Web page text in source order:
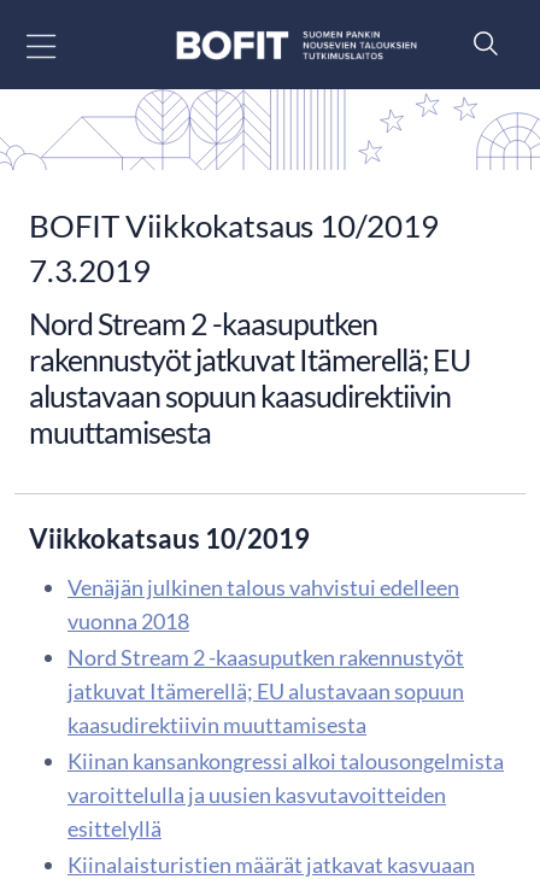
BOFIT Viikkokatsaus 10/2019
7.3.2019
Nord Stream 2 -kaasuputken
rakennustyöt jatkuvat Itämerellä; EU
alustavaan sopuun kaasudirektiivin
muuttamisesta
Viikkokatsaus 10/2019
Venäjän julkinen talous vahvistui edelleen
vuonna 2018
Nord Stream 2 -kaasuputken rakennustyöt
jatkuvat Itämerellä; EU alustavaan sopuun
kaasudirektiivin muuttamisesta
Kiinan kansankongressi alkoi talousongelmista
varoittelulla ja uusien kasvutavoitteiden
esittelyllä
Kiinalaisturistien määrät jatkavat kasvuaan